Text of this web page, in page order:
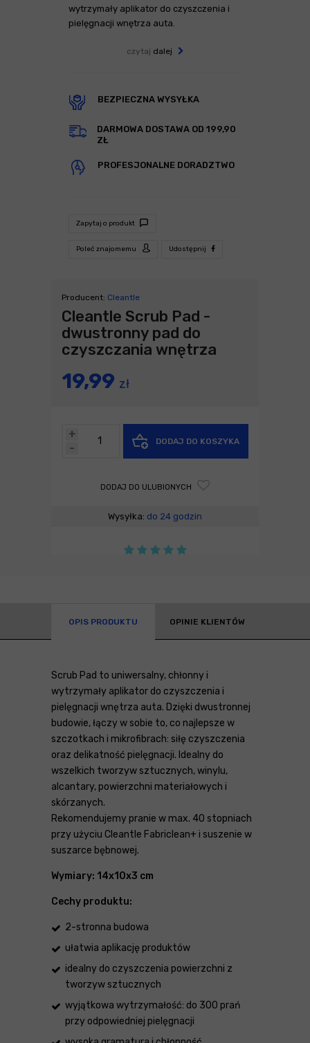
wytrzymały aplikator do czyszczenia i
pielęgnacji wnętrza auta.
czytaj dalej
BEZPIECZNA WYSYŁKA
DARMOWA DOSTAWA OD 199,90
ZŁ
PROFESJONALNE DORADZTWO
Zapytaj o produkt
Poleć znajomemu Udostępnij
Producent: Cleantle
Cleantle Scrub Pad -
dwustronny pad do
czyszczania wnętrza
19,99 zł
-
+
DODAJ DO KOSZYKA
DODAJ DO ULUBIONYCH
Wysyłka: do 24 godzin
OPIS PRODUKTU OPINIE KLIENTÓW
Scrub Pad to uniwersalny, chłonny i
wytrzymały aplikator do czyszczenia i
pielęgnacji wnętrza auta. Dzięki dwustronnej
budowie, łączy w sobie to, co najlepsze w
szczotkach i mikrofibrach: siłę czyszczenia
oraz delikatność pielęgnacji. Idealny do
wszelkich tworzyw sztucznych, winylu,
alcantary, powierzchni materiałowych i
skórzanych.
Rekomendujemy pranie w max. 40 stopniach
przy użyciu Cleantle Fabriclean+ i suszenie w
suszarce bębnowej.
Wymiary: 14x10x3 cm
Cechy produktu:
2-stronna budowa
ułatwia aplikację produktów
idealny do czyszczenia powierzchni z
tworzyw sztucznych
wyjątkowa wytrzymałość: do 300 prań
przy odpowiedniej pielęgnacji